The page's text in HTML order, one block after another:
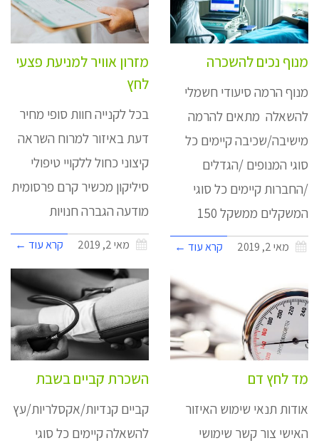
מנוף נכים להשכרה
מנוף הרמה סיעודי חשמלי
להשאלה מתאים להרמה
מישיבה/שכיבה קיימים כל
סוגי המנופים /הגדלים
/החברות קיימים כל סוגי
המשקלים ממשקל 150
מאי 2, 2019 קרא עוד ←
מזרון אוויר למניעת פצעי
לחץ
בכל לקנייה חוות סופי מחיר
דעת באיזור למרוח השראה
קיצוני כחול ללקויי טיפולי
סיליקון מכשיר קרם פרסומית
מודעה הגברה חנויות
מאי 2, 2019 קרא עוד ←
מד לחץ דם
אודות תנאי שימוש האיזור
האישי צור קשר שימושי
השכרת קביים בשבת
קביים קנדיות/אקסלריות/עץ
להשאלה קיימים כל סוגי